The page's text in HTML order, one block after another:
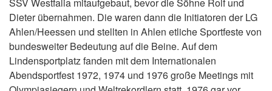
Dieter übernahmen. Die waren dann die Initiatoren der LG
Ahlen/Heessen und stellten in Ahlen etliche Sportfeste von
bundesweiter Bedeutung auf die Beine. Auf dem
Lindensportplatz fanden mit dem Internationalen
Abendsportfest 1972, 1974 und 1976 große Meetings mit